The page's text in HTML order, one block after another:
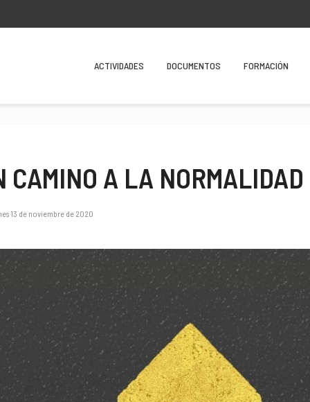
ACTIVIDADES DOCUMENTOS FORMACIÓN
CAMINO A LA NORMALIDAD
13 de noviembre de 2020